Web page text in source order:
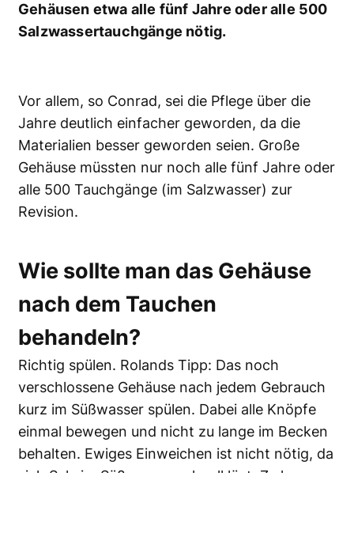
Gehäusen etwa alle fünf Jahre oder alle 500
Salzwassertauchgänge nötig.
Vor allem, so Conrad, sei die Pflege über die
Jahre deutlich einfacher geworden, da die
Materialien besser geworden seien. Große
Gehäuse müssten nur noch alle fünf Jahre oder
alle 500 Tauchgänge (im Salzwasser) zur
Revision.
Wie sollte man das Gehäuse
nach dem Tauchen
behandeln?
Richtig spülen. Rolands Tipp: Das noch
verschlossene Gehäuse nach jedem Gebrauch
kurz im Süßwasser spülen. Dabei alle Knöpfe
einmal bewegen und nicht zu lange im Becken
behalten. Ewiges Einweichen ist nicht nötig, da
sich Salz im Süßwasser schnell löst. Zu langes